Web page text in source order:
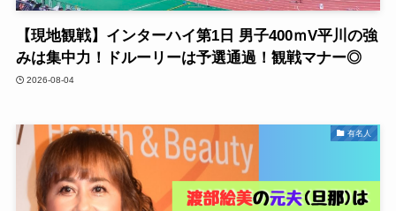
【現地観戦】インターハイ第1日 男子400ｍV平川の強
みは集中力！ドルーリーは予選通過！観戦マナー◎
2026-08-04
有名人